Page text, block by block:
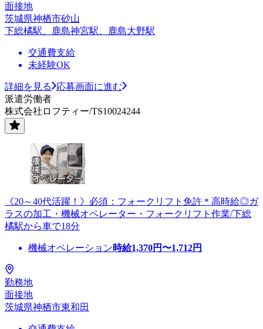
面接地
茨城県神栖市砂山
下総橘駅、鹿島神宮駅、鹿島大野駅
交通費支給
未経験OK
詳細を見る
応募画面に進む
派遣労働者
株式会社ロフティー/TS10024244
《20～40代活躍！》必須：フォークリフト免許＊高時給◎ガ
ラスの加工・機械オペレーター・フォークリフト作業/下総
橘駅から車で18分
機械オペレーション時給1,370円〜1,712円
勤務地
面接地
茨城県神栖市東和田